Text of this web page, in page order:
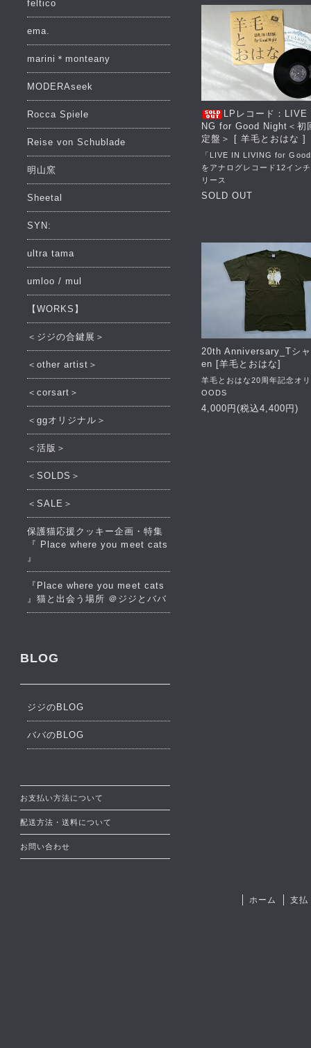
LPレコード：
NG for Good Night＜初
定盤＞ [ 羊毛とおはな ]
「LIVE IN LIVING for
をアナログレコード12イン
リース
SOLD OUT
20th Anniversary_Tシ
en [羊毛とおはな]
羊毛とおはな20周年記念オ
OODS
4,000円(税込4,400円)
feltico
ema.
marini＊monteany
MODERAseek
Rocca Spiele
Reise von Schublade
明山窯
Sheetal
SYN:
ultra tama
umloo / mul
【WORKS】
＜ジジの合鍵展＞
＜other artist＞
＜corsart＞
＜ggオリジナル＞
＜活版＞
＜SOLDS＞
＜SALE＞
保護猫応援クッキー企画・特集
『 Place where you meet cats
』
『Place where you meet cats
』猫と出会う場所 ＠ジジとババ
BLOG
ジジのBLOG
ババのBLOG
お支払い方法について
配送方法・送料について
お問い合わせ
ホーム 支払